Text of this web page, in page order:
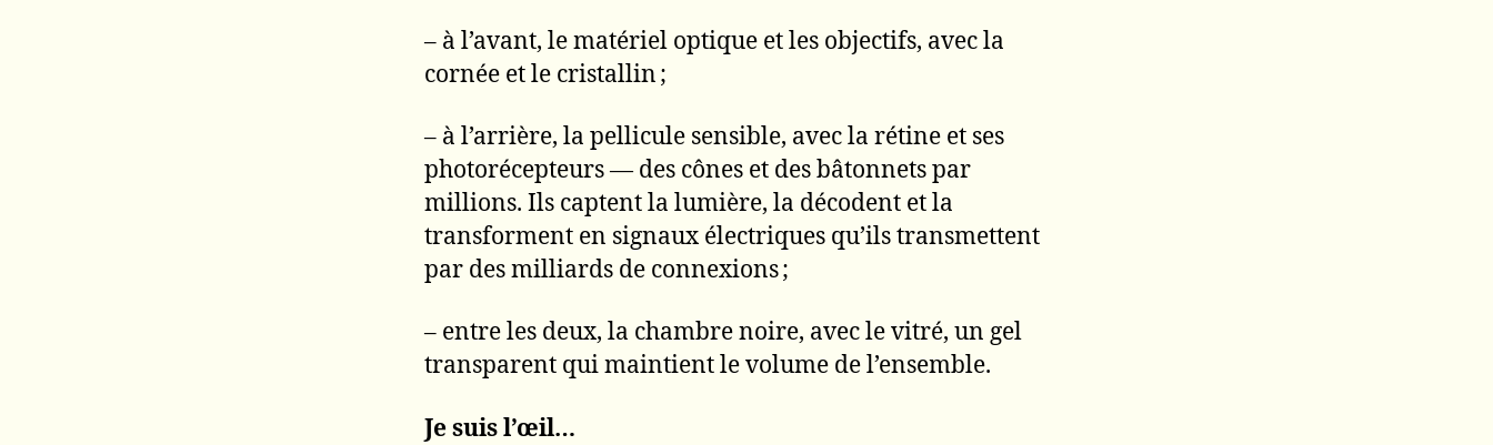
– à l’avant, le matériel optique et les objectifs, avec la
cornée et le cristallin ;
– à l’arrière, la pellicule sensible, avec la rétine et ses
photorécepteurs — des cônes et des bâtonnets par
millions. Ils captent la lumière, la décodent et la
transforment en signaux électriques qu’ils transmettent
par des milliards de connexions ;
– entre les deux, la chambre noire, avec le vitré, un gel
transparent qui maintient le volume de l’ensemble.
Je suis l’œil…